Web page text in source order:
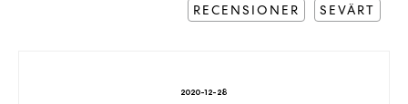
k
ö
RECENSIONER
SEVÄRT
2020-12-28